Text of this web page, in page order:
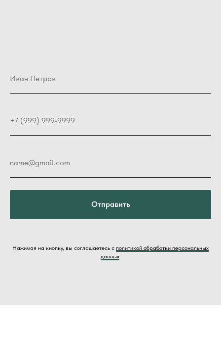
Отправить
Нажимая на кнопку, вы соглашаетесь с политикой обработки персональных
данных.